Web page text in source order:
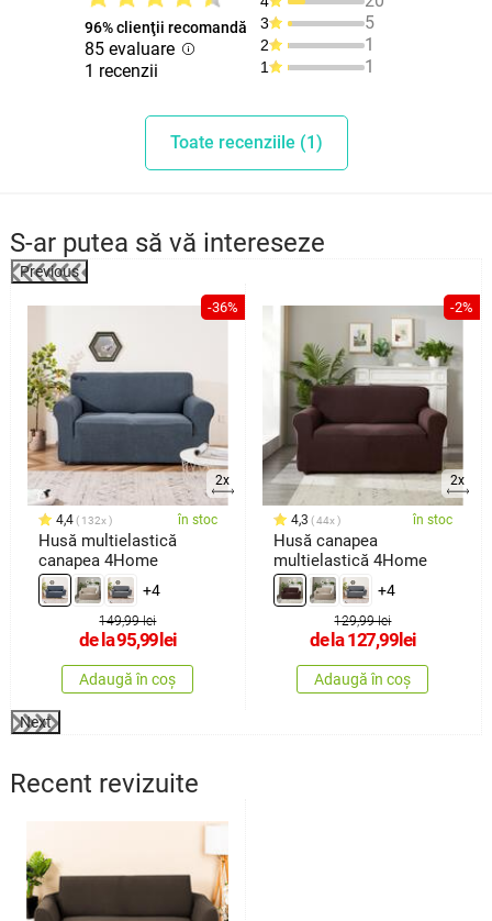
96% clienţii recomandă
85 evaluare
1 recenzii
3 5
2 1
1 1
Toate recenziile (1)
S-ar putea să vă intereseze
Previous
-36%
2x
4,4 132x în stoc
Husă multielastică
canapea 4Home
+4
149,99 lei
de la95,99lei
Adaugă în coș
-2%
2x
4,3 44x în stoc
Husă canapea
multielastică 4Home
+4
129,99 lei
de la127,99lei
Adaugă în coș
Next
Recent revizuite